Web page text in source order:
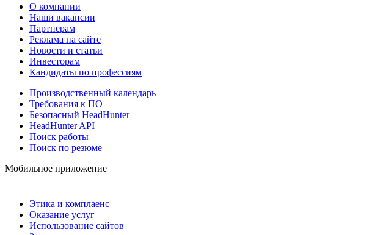
О компании
Наши вакансии
Партнерам
Реклама на сайте
Новости и статьи
Инвесторам
Кандидаты по профессиям
Производственный календарь
Требования к ПО
Безопасный HeadHunter
HeadHunter API
Поиск работы
Поиск по резюме
Мобильное приложение
Этика и комплаенс
Оказание услуг
Использование сайтов